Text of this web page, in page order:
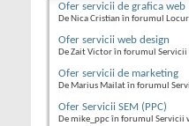
Ofer servicii de grafica web
De Nica Cristian în forumul
Ofer servicii web design
De Zait Victor în forumul Servicii
Ofer servicii de marketing
De Marius Mailat în forumul
Ofer Servicii SEM (PPC)
De mike_ppc în forumul Servicii